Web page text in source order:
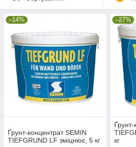
–14%
Ґрунт-концентрат SEMIN
TIEFGRUND LF зміцнює, 5 кг
–27%
кг